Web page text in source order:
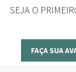
SEJA O
FAÇA SUA